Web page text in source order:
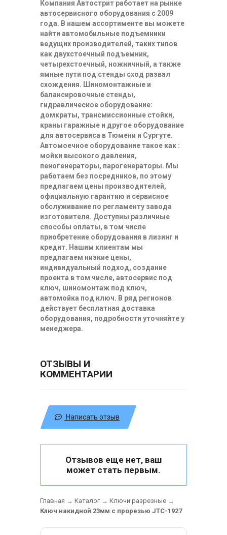
Компания Автострит работает на рынке
автосервисного оборудования с 2009
года. В нашем ассортименте вы можете
найти автомобильные подъемники
ведущих производителей, таких типов
как двухстоечный подъемник,
четырехстоечный, ножничный, а также
ямные пути под стенды сход развал
схождения. Шиномонтажные и
балансировочные стенды,
гидравлическое оборудование:
домкраты, трансмиссионные стойки,
краны гаражные и другое оборудование
для автосервиса в Тюмени и Сургуте.
Автомоечное оборудование такое как :
мойки высокого давления,
пеногенераторы, парогенераторы. Мы
работаем без посредников, по этому
предлагаем цены производителей,
официальную гарантию и сервисное
обслуживание по регламенту завода
изготовителя. Доступны различные
способы оплаты, в том числе
приобретение оборудования в лизинг и
кредит. Нашим клиентам мы
предлагаем низкие цены,
индивидуальный подход, создание
проекта в том числе, автосервис под
ключ, шиномонтаж под ключ,
автомойка под ключ. В ряд регионов
действует бесплатная доставка
оборудования, подробности уточняйте у
менеджера.
ОТЗЫВЫ И
КОММЕНТАРИИ
Написать отзыв
Отзывов еще нет, ваш
может стать первым.
Главная → Каталог→ Ключи разрезные →
Ключ накидной 23мм с прорезью JTC-1927